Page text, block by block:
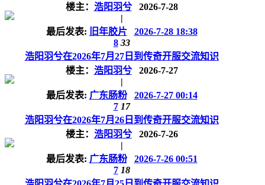
楼主： 浩阳羽兮
2026-7-28
|
最后发表:
旧年胶片
2026-7-28 18:38
8 33
浩阳羽兮在2026年7月27日到传奇开服交流知识
楼主： 浩阳羽兮
2026-7-27
|
最后发表: 广东肠粉
2026-7-27 00:14
7 17
浩阳羽兮在2026年7月26日到传奇开服交流知识
楼主： 浩阳羽兮
2026-7-26
|
最后发表: 广东肠粉
2026-7-26 00:51
7 18